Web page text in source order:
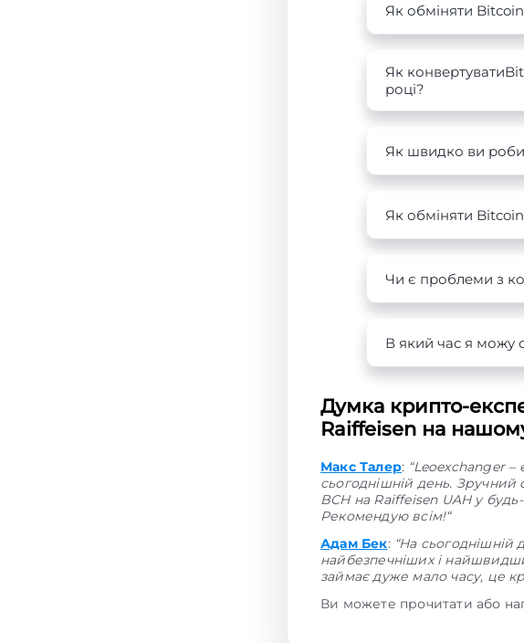
Як обміняти
Як
році?
Як швидко ви
Як обміняти
Чи є проблеми з
В який час я можу
Думка крипто-
Raiffeisen на
Макс Талер: “Leoexchanger
сьогоднішній день.
BCH на Raiffeisen UAH у
Рекомендую всім!“
Адам Бек: “На
найбезпечніших і
займає дуже мало часу, це
Ви можете прочитати або